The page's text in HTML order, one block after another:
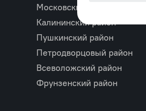
Московский район
Калининский район
Пушкинский район
Петродворцовый район
Всеволожский район
Фрунзенский район